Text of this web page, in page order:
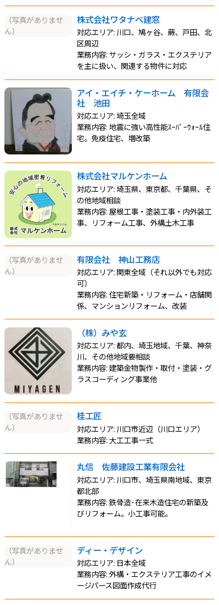
（写真がありませ
ん）
株式会社ワタナベ建窓
対応エリア: 川口、鳩ヶ谷、蕨、戸田、北
区周辺
業務内容: サッシ・ガラス・エクステリア
を主に扱い、関連する物件に対応
アイ・エイチ・ケーホーム 有限会
社 池田
対応エリア: 埼玉全域
業務内容: 地震に強い高性能ｽｰﾊﾟｰｳｫｰﾙ住
宅。免疫住宅、増改築
株式会社マルケンホーム
対応エリア: 埼玉県、東京都、千葉県、そ
の他地域相談
業務内容: 屋根工事・塗装工事・内外装工
事、リフォーム工事、外構土木工事
（写真がありませ
ん）
有限会社 神山工務店
対応エリア: 関東全域（それ以外でも対応
可）
業務内容: 住宅新築・リフォーム・店舗関
係、マンションリフォーム、改装
（株）みや玄
対応エリア: 都内、埼玉地域、千葉、神奈
川、その他地域要相談
業務内容: 建築金物製作・取付・塗装・グ
ラスコーディング事業他
（写真がありませ
ん）
桂工匠
対応エリア: 川口市近辺（川口エリア）
業務内容: 大工工事一式
丸信 佐藤建設工業有限会社
対応エリア: 川口市、埼玉県南地域、東京
都北部
業務内容: 鉄骨造･在来木造住宅の新築及
びリフォーム。小工事可能。
（写真がありませ
ん）
ディー・デザイン
対応エリア: 日本全域
業務内容: 外構・エクステリア工事のイメ
ージパース図面作成代行